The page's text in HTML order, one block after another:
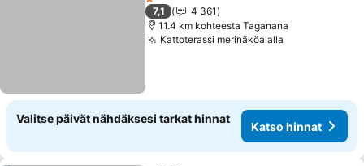
1 Tähtiluokitus
7,1
4 361
11.4 km kohteesta Taganana
Kattoterassi merinäköalalla
Valitse päivät nähdäksesi tarkat hinnat
Katso hinnat